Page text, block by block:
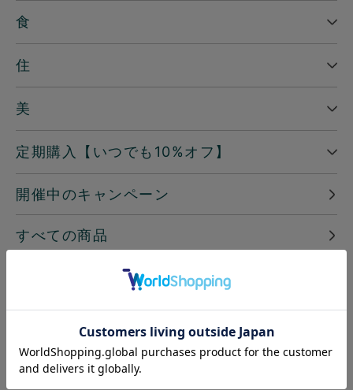
食
住
美
定期購入【いつでも10%オフ】
開催中のキャンペーン
すべての商品
─ ピックアップ
地球洗い隊通信「＋LOVE」